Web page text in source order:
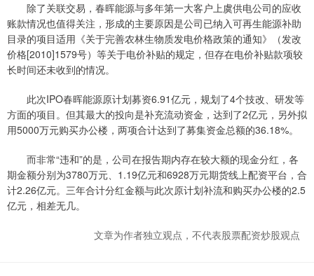
除了关联交易，春晖能源与多年第一大客户上虞供电公司的应收
账款情况也值得关注，形成的主要原因是公司已纳入可再生能源补助
目录的项目适用《关于完善农林生物质发电价格政策的通知》（发改
价格[2010]1579号）等关于电价补贴的规定，但存在电价补贴款项较
长时间还未收到的情况。
此次IPO春晖能源原计划募资6.91亿元，规划了4个技改、研发等
方面的项目。但其最大的投向是补充流动资金，达到了2亿元，另外拟
用5000万元购买办公楼，两项合计达到了募集资金总额的36.18%。
而非常“违和”的是，公司在报告期内存在较大额的现金分红，各
期金额分别为3780万元、1.19亿元和6928万元期货线上配资平台，合
计2.26亿元。三年合计分红金额与此次原计划补流和购买办公楼的2.5
亿元，相差无几。
文章为作者独立观点，不代表股票配资炒股观点